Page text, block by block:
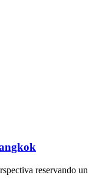
reservando un